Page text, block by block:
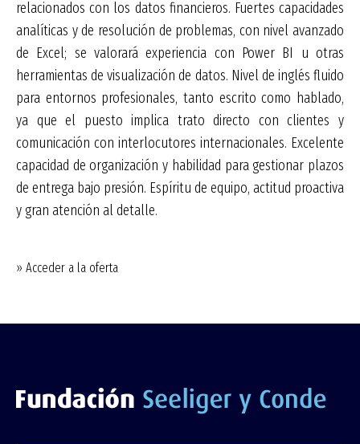
relacionados con los datos financieros. Fuertes capacidades
analíticas y de resolución de problemas, con nivel avanzado
de Excel; se valorará experiencia con Power BI u otras
herramientas de visualización de datos. Nivel de inglés fluido
para entornos profesionales, tanto escrito como hablado,
ya que el puesto implica trato directo con clientes y
comunicación con interlocutores internacionales. Excelente
capacidad de organización y habilidad para gestionar plazos
de entrega bajo presión. Espíritu de equipo, actitud proactiva
y gran atención al detalle.
» Acceder a la oferta